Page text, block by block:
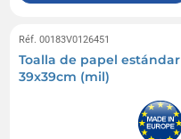
Réf. 00183V0126451
Toalla de papel estándar
39x39cm (mil)